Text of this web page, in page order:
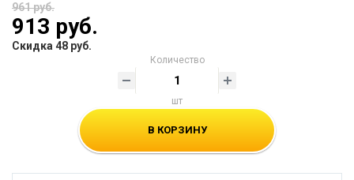
961 руб.
913 руб.
Скидка 48 руб.
Количество
шт
В КОРЗИНУ